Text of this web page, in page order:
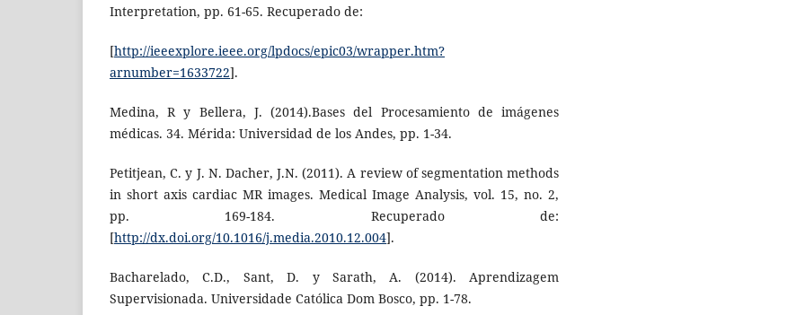
Interpretation, pp. 61-65. Recuperado de:
[http://ieeexplore.ieee.org/lpdocs/epic03/wrapper.htm?
arnumber=1633722].
Medina, R y Bellera, J. (2014).Bases del Procesamiento de imágenes
médicas. 34. Mérida: Universidad de los Andes, pp. 1-34.
Petitjean, C. y J. N. Dacher, J.N. (2011). A review of segmentation methods
in short axis cardiac MR images. Medical Image Analysis, vol. 15, no. 2,
pp. 169-184. Recuperado de:
[http://dx.doi.org/10.1016/j.media.2010.12.004].
Bacharelado, C.D., Sant, D. y Sarath, A. (2014). Aprendizagem
Supervisionada. Universidade Católica Dom Bosco, pp. 1-78.